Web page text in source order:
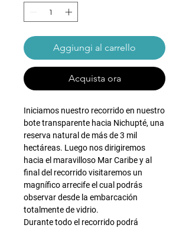
Aggiungi al carrello
Acquista ora
Iniciamos nuestro recorrido en nuestro
bote transparente hacia Nichupté, una
reserva natural de más de 3 mil
hectáreas. Luego nos dirigiremos
hacia el maravilloso Mar Caribe y al
final del recorrido visitaremos un
magnífico arrecife el cual podrás
observar desde la embarcación
totalmente de vidrio.
Durante todo el recorrido podrá